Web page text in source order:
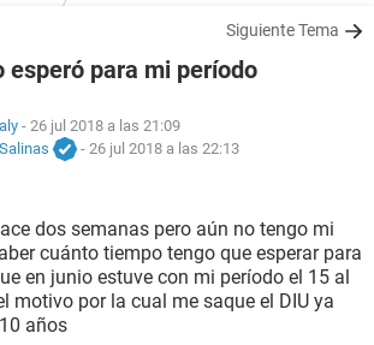
Siguiente Tema
esperó para mi período
- 26 jul 2018 a las 21:09
- 26 jul 2018 a las 22:13
dos semanas pero aún no tengo mi
cuánto tiempo tengo que esperar para
en junio estuve con mi período el 15 al
motivo por la cual me saque el DIU ya
años